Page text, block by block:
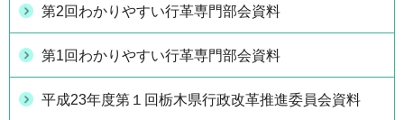
第2回わかりやすい行革専門部会資料
第1回わかりやすい行革専門部会資料
平成23年度第１回栃木県行政改革推進委員会資料